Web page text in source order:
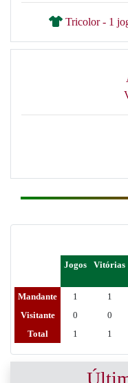
Tricolor - 1
Jogos Vitórias
Mandante 1 1
Visitante
0 0
Total
1 1